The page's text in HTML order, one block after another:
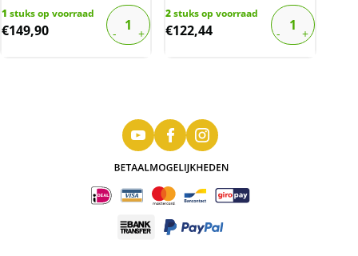
1 stuks op voorraad
€149,90
2stuks op voorraad
€122,44